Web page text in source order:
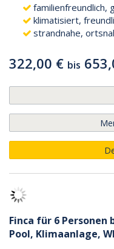
familienfreundlich,
klimatisiert,
strandnahe,
322,00 € bis
Finca für 6 Personen
Pool, Klimaanlage,